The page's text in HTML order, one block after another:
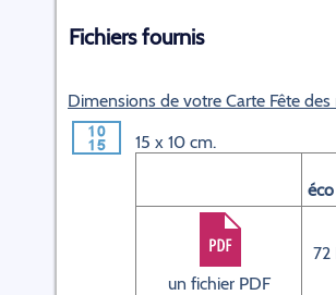
Fichiers fournis
Dimensions de votre Carte Fête
15 x 10 cm.
éco
un fichier PDF
72